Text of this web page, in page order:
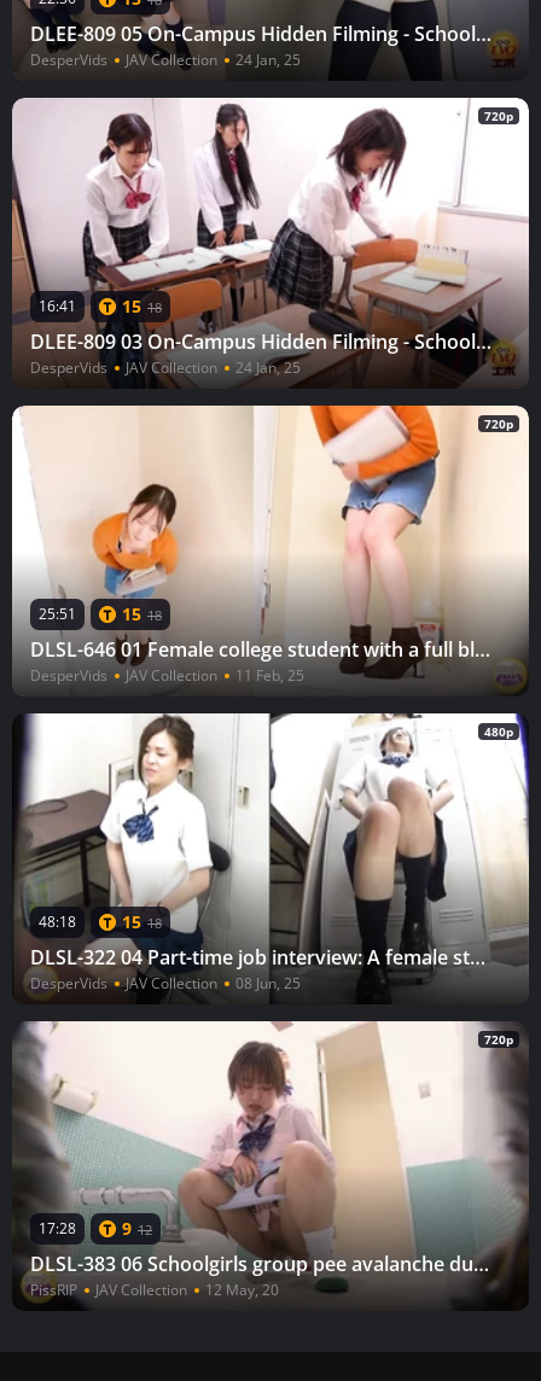
DLEE-809 05 On-Campus Hidden Filming - Schoolgirls Line Super Peeing 2
DesperVids JAV Collection 24 Jan, 25
720p
16:41 15 18
DLEE-809 03 On-Campus Hidden Filming - Schoolgirls Line Super Peeing 2
DesperVids JAV Collection 24 Jan, 25
720p
25:51 15 18
DLSL-646 01 Female college student with a full bladder sneaks out of a lecture and hurries to urinate
DesperVids JAV Collection 11 Feb, 25
480p
48:18 15 18
DLSL-322 04 Part-time job interview: A female student couldn't hold it in and peed herself
DesperVids JAV Collection 08 Jun, 25
720p
17:28 9 12
DLSL-383 06 Schoolgirls group pee avalanche during break time
PissRIP JAV Collection 12 May, 20